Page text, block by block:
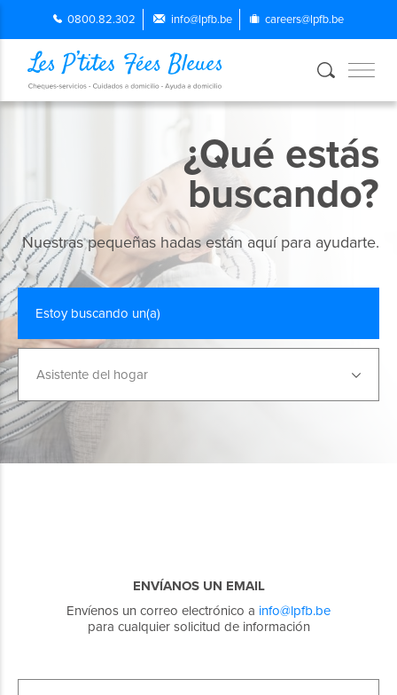
0800.82.302 info@lpfb.be careers@lpfb.be
¿Qué estás
buscando?
Nuestras pequeñas hadas están aquí para ayudarte.
Estoy buscando un(a)
Asistente del hogar
ENVÍANOS UN EMAIL
Envíenos un correo electrónico a info@lpfb.be
para cualquier solicitud de información